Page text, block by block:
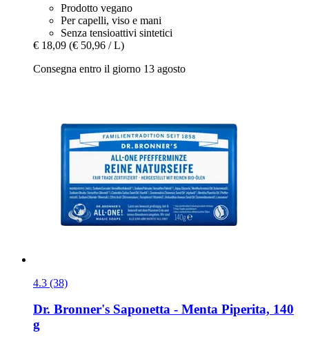
Prodotto vegano
Per capelli, viso e mani
Senza tensioattivi sintetici
€ 18,09 (€ 50,96 / L)
Consegna entro il giorno 13 agosto
4.3 (38)
Dr. Bronner's Saponetta -​ Menta Piperita, 140
g